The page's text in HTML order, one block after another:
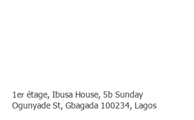
1er étage, Ibusa House, 5b Sunday
Ogunyade St, Gbagada 100234, Lagos